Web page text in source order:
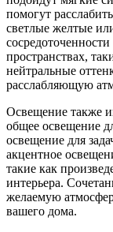
помогут
светлые желтые
пространствах,
нейтральные
расслабляющую
Освещение также
общее освещение
освещение для
акцентное
такие как
интерьера.
желаемую
вашего дома.